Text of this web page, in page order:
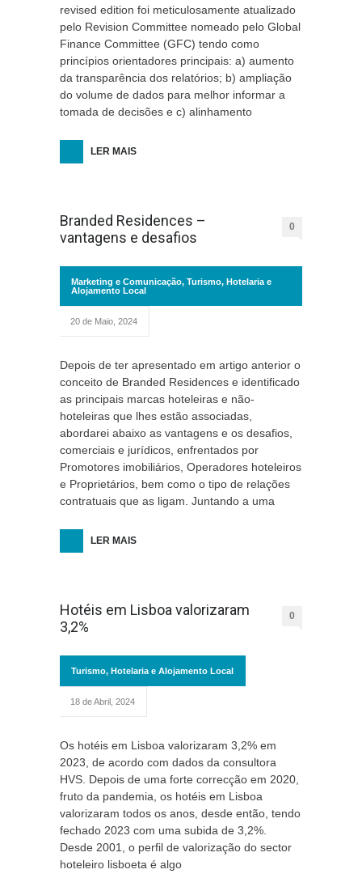
revised edition foi meticulosamente atualizado
pelo Revision Committee nomeado pelo Global
Finance Committee (GFC) tendo como
princípios orientadores principais: a) aumento
da transparência dos relatórios; b) ampliação
do volume de dados para melhor informar a
tomada de decisões e c) alinhamento
LER MAIS
Branded Residences –
vantagens e desafios
0
Marketing e Comunicação, Turismo, Hotelaria e
Alojamento Local
20 de Maio, 2024
Depois de ter apresentado em artigo anterior o
conceito de Branded Residences e identificado
as principais marcas hoteleiras e não-
hoteleiras que lhes estão associadas,
abordarei abaixo as vantagens e os desafios,
comerciais e jurídicos, enfrentados por
Promotores imobiliários, Operadores hoteleiros
e Proprietários, bem como o tipo de relações
contratuais que as ligam. Juntando a uma
LER MAIS
Hotéis em Lisboa valorizaram
3,2%
0
Turismo, Hotelaria e Alojamento Local
18 de Abril, 2024
Os hotéis em Lisboa valorizaram 3,2% em
2023, de acordo com dados da consultora
HVS. Depois de uma forte correcção em 2020,
fruto da pandemia, os hotéis em Lisboa
valorizaram todos os anos, desde então, tendo
fechado 2023 com uma subida de 3,2%.
Desde 2001, o perfil de valorização do sector
hoteleiro lisboeta é algo